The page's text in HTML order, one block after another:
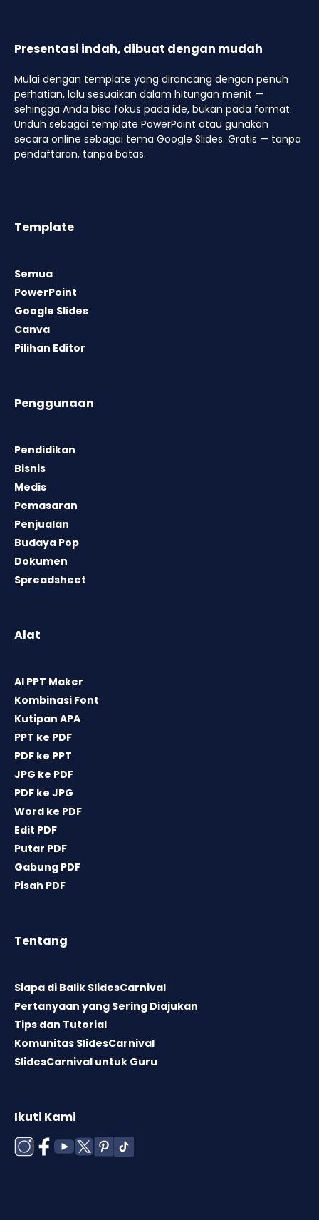
Presentasi indah, dibuat dengan mudah
Mulai dengan template yang dirancang dengan penuh
perhatian, lalu sesuaikan dalam hitungan menit —
sehingga Anda bisa fokus pada ide, bukan pada format.
Unduh sebagai template PowerPoint atau gunakan
secara online sebagai tema Google Slides. Gratis — tanpa
pendaftaran, tanpa batas.
Template
Semua
PowerPoint
Google Slides
Canva
Pilihan Editor
Penggunaan
Pendidikan
Bisnis
Medis
Pemasaran
Penjualan
Budaya Pop
Dokumen
Spreadsheet
Alat
AI PPT Maker
Kombinasi Font
Kutipan APA
PPT ke PDF
PDF ke PPT
JPG ke PDF
PDF ke JPG
Word ke PDF
Edit PDF
Putar PDF
Gabung PDF
Pisah PDF
Tentang
Siapa di Balik SlidesCarnival
Pertanyaan yang Sering Diajukan
Tips dan Tutorial
Komunitas SlidesCarnival
SlidesCarnival untuk Guru
Ikuti Kami